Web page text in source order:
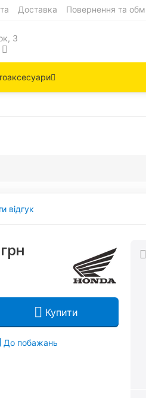
Доставка Повернення та
3
відгук
грн
Купити
До побажань